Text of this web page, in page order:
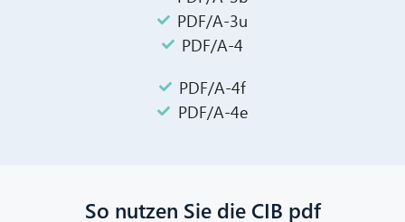
PDF/A-3u
PDF/A-4
PDF/A-4f
PDF/A-4e
So nutzen Sie die CIB pdf